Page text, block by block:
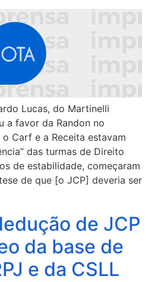
Lucas, do Martinelli
a favor da Randon no
Carf e a Receita estavam
das turmas de Direito
de estabilidade, começaram
de que [o JCP] deveria ser
de JCP
da base de
e da CSLL